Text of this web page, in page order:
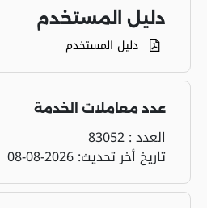
دليل المستخدم
دليل المستخدم
عدد معاملات الخدمة
العدد :83052
تاريخ أخر تحديث:2026-08-08